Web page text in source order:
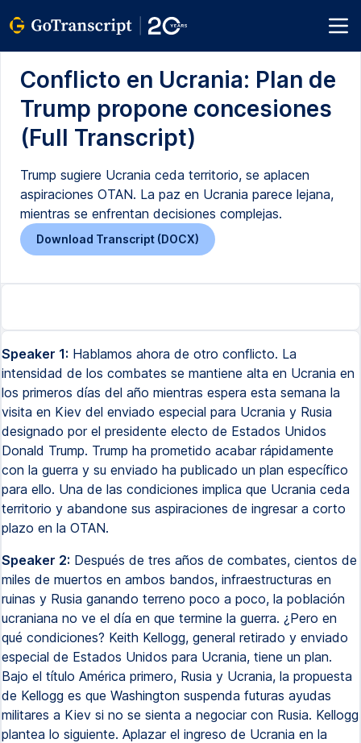
Conflicto en Ucrania: Plan de
Trump propone concesiones
(Full Transcript)
Trump sugiere Ucrania ceda territorio, se aplacen
aspiraciones OTAN. La paz en Ucrania parece lejana,
mientras se enfrentan decisiones complejas.
Download Transcript (DOCX)
Speaker 1: Hablamos ahora de otro conflicto. La
intensidad de los combates se mantiene alta en Ucrania en
los primeros días del año mientras espera esta semana la
visita en Kiev del enviado especial para Ucrania y Rusia
designado por el presidente electo de Estados Unidos
Donald Trump. Trump ha prometido acabar rápidamente
con la guerra y su enviado ha publicado un plan específico
para ello. Una de las condiciones implica que Ucrania ceda
territorio y abandone sus aspiraciones de ingresar a corto
plazo en la OTAN.
Speaker 2: Después de tres años de combates, cientos de
miles de muertos en ambos bandos, infraestructuras en
ruinas y Rusia ganando terreno poco a poco, la población
ucraniana no ve el día en que termine la guerra. ¿Pero en
qué condiciones? Keith Kellogg, general retirado y enviado
especial de Estados Unidos para Ucrania, tiene un plan.
Bajo el título América primero, Rusia y Ucrania, la propuesta
de Kellogg es que Washington suspenda futuras ayudas
militares a Kiev si no se sienta a negociar con Rusia. Kellogg
plantea lo siguiente. Aplazar el ingreso de Ucrania en la